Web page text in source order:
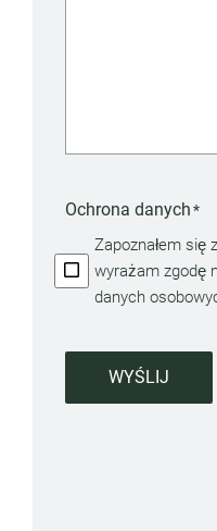
Ochrona danych*
Zapoznałem się
wyrażam zgodę
danych
WYŚLIJ